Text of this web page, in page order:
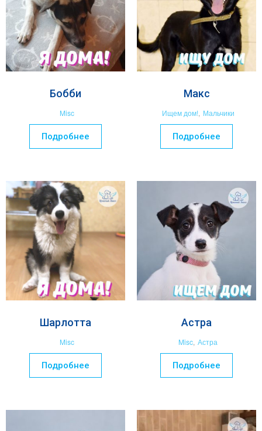
Бобби
Misc
Подробнее
Макс
Ищем дом!, Мальчики
Подробнее
Шарлотта
Misc
Подробнее
Астра
Misc, Астра
Подробнее